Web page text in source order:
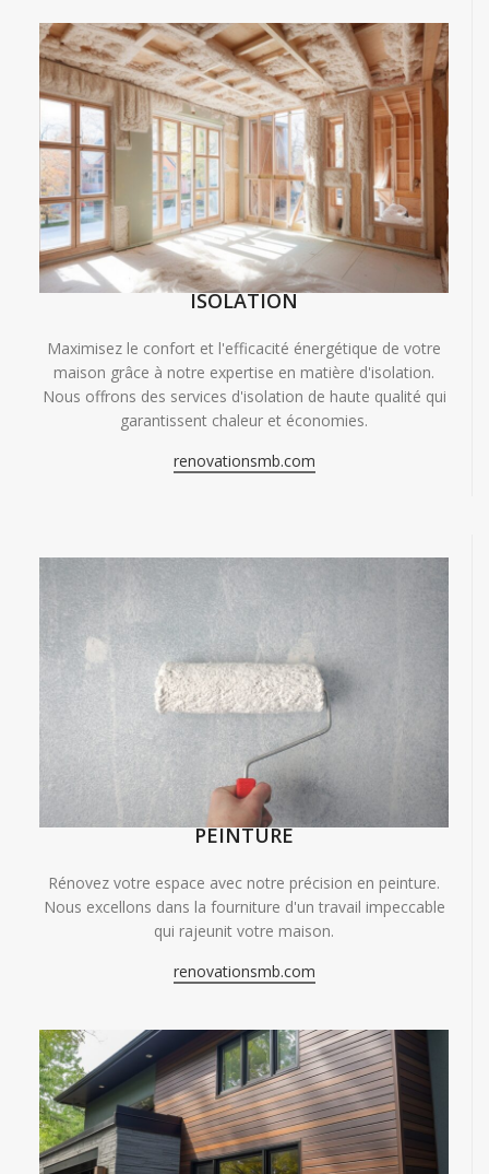
ISOLATION
Maximisez le confort et l'efficacité énergétique de votre
maison grâce à notre expertise en matière d'isolation.
Nous offrons des services d'isolation de haute qualité qui
garantissent chaleur et économies.
renovationsmb.com
PEINTURE
Rénovez votre espace avec notre précision en peinture.
Nous excellons dans la fourniture d'un travail impeccable
qui rajeunit votre maison.
renovationsmb.com